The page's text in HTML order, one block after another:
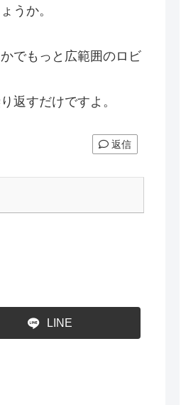
うか。
でもっと広範囲のロビ
返すだけですよ。
返信
LINE